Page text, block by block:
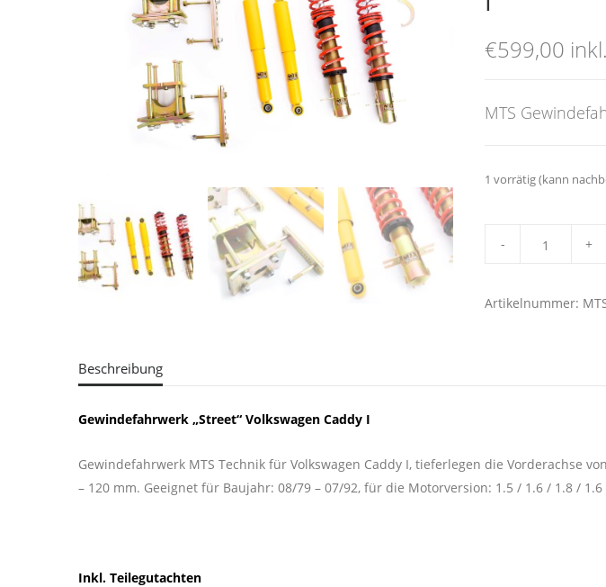
€599,00
MTS
1 vorrätig (kann
Gewindefahrwerk
quantity
Artikelnummer:
Beschreibung
Gewindefahrwerk „Street“ Volkswagen Caddy I
Gewindefahrwerk MTS Technik für Volkswagen Caddy I, tieferlegen die Vorderachse
– 120 mm. Geeignet für Baujahr: 08/79 – 07/92, für die Motorversion: 1.5 / 1.6 / 1.8 / 1.6
Inkl. Teilegutachten